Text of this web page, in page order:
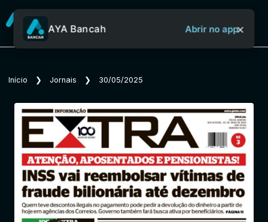
Sobre o Aya Bancah
Início
Revistas
Jornais
AYA Bancah Abrir no app×
Início ❯ Jornais ❯ 30/05/2025